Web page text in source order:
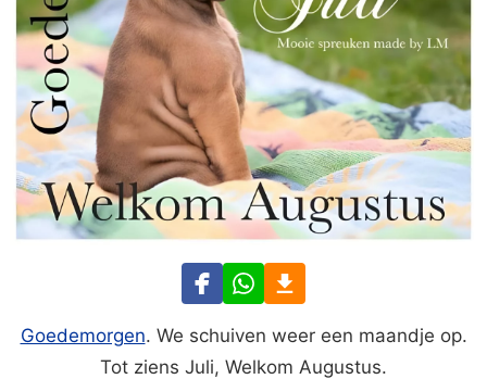
Goedemorgen. We schuiven weer een maandje op.
Tot ziens Juli, Welkom Augustus.